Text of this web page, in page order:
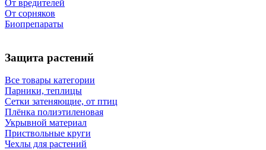
От вредителей
От сорняков
Биопрепараты
Защита растений
Все товары категории
Парники, теплицы
Сетки затеняющие, от птиц
Плёнка полиэтиленовая
Укрывной материал
Приствольные круги
Чехлы для растений